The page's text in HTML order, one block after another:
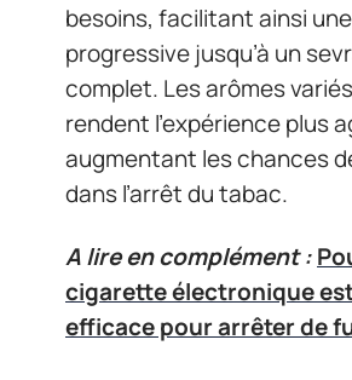
besoins, facilitant ainsi
progressive jusqu’à un
complet. Les arômes
rendent l’expérience plus
augmentant les chances
dans l’arrêt du tabac.
A lire en complément :
cigarette électronique
efficace pour arrêter de